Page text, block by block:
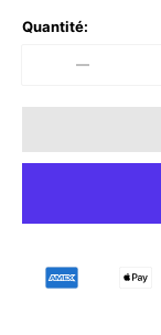
o
a
Quantité: